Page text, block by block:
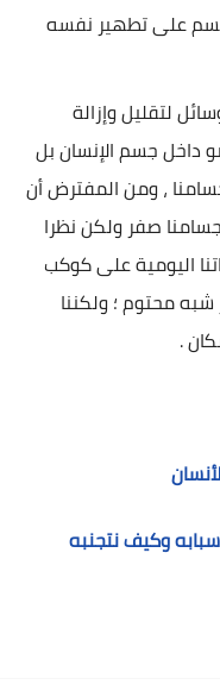
على تطهير نفسه
لتقليل وإزالة
داخل جسم الإنسان بل
، ومن المفترض أن
صفر ولكن نظرا
اليومية على كوكب
محتوم ؛ ولكننا
.
وكيف نتجنبه